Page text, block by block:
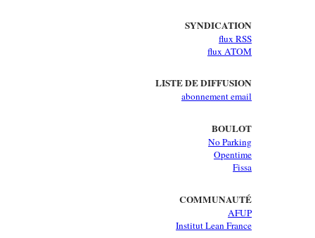
SYNDICATION
flux RSS
flux ATOM
LISTE DE DIFFUSION
abonnement email
BOULOT
No Parking
Opentime
Fissa
COMMUNAUTÉ
AFUP
Institut Lean France